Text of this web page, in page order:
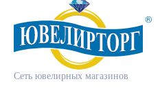
Сеть ювелирных магазинов